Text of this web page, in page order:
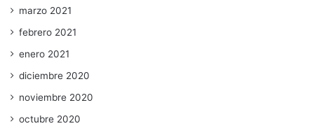
marzo 2021
febrero 2021
enero 2021
diciembre 2020
noviembre 2020
octubre 2020